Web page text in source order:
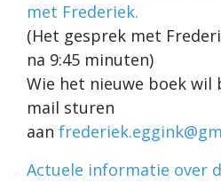
met Frederiek.
(Het gesprek met
na 9:45 minuten)
Wie het nieuwe boek wil
mail sturen
aan
Actuele informatie over